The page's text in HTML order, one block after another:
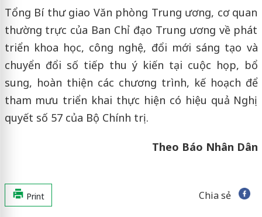
Tổng Bí thư giao Văn phòng Trung ương, cơ quan
thường trực của Ban Chỉ đạo Trung ương về phát
triển khoa học, công nghệ, đổi mới sáng tạo và
chuyển đổi số tiếp thu ý kiến tại cuộc họp, bổ
sung, hoàn thiện các chương trình, kế hoạch để
tham mưu triển khai thực hiện có hiệu quả Nghị
quyết số 57 của Bộ Chính trị.
Theo Báo Nhân Dân
Print Chia sẻ